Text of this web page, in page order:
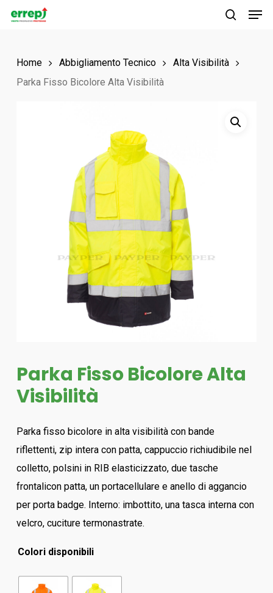
Skip
contentHome Abbigliamento Tecnico
Alta Visibilità
Parka Fisso Bicolore Alta Visibilità
Parka Fisso Bicolore Alta
Visibilità
Parka fisso bicolore in alta visibilità con bande
riflettenti, zip intera con patta, cappuccio richiudibile nel
colletto, polsini in RIB elasticizzato, due tasche
frontalicon patta, un portacellulare e anello di aggancio
per porta badge. Interno: imbottito, una tasca interna con
velcro, cuciture termonastrate.
Colori disponibili